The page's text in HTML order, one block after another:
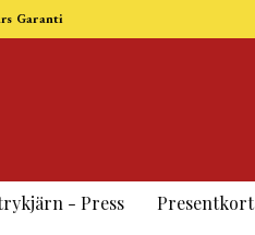
Garanti
- Press Presentkort